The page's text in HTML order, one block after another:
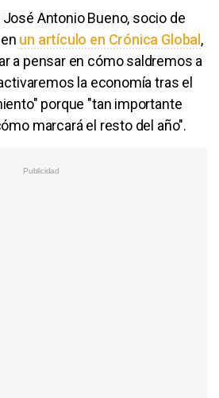
Antonio Bueno, socio de
un artículo en Crónica Global,
a pensar en cómo saldremos a
la economía tras el
porque "tan importante
marcará el resto del año".